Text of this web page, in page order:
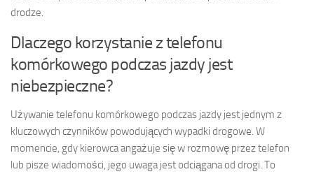
drodze.
Dlaczego korzystanie z telefonu
komórkowego podczas jazdy jest
niebezpieczne?
Używanie telefonu komórkowego podczas jazdy jest jednym z
kluczowych czynników powodujących wypadki drogowe. W
momencie, gdy kierowca angażuje się w rozmowę przez telefon
lub pisze wiadomości, jego uwaga jest odciągana od drogi. To